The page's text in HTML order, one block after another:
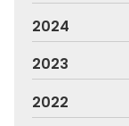
2024
2023
2022